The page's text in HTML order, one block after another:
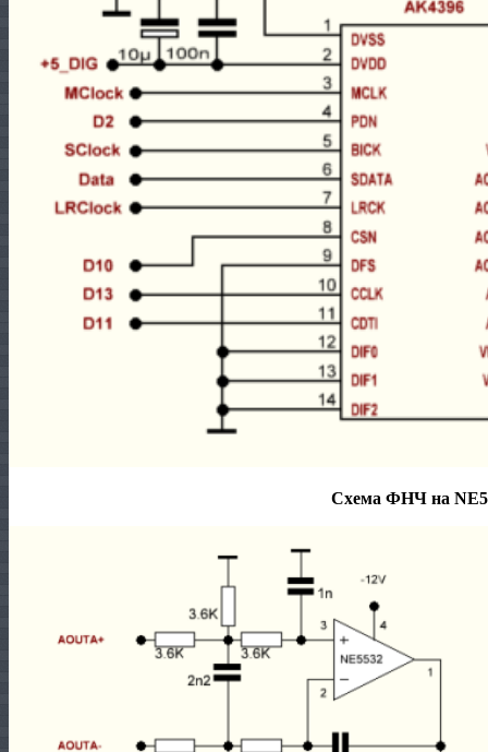
Схема ФНЧ на